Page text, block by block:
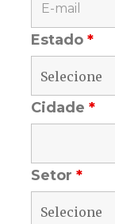
Estado*
Cidade*
Setor*